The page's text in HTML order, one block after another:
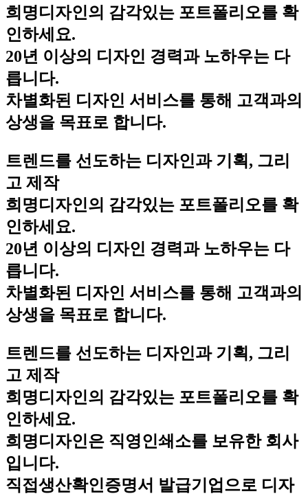
희명디자인의 감각있는 포트폴리오를 확
인하세요.
20년 이상의 디자인 경력과 노하우는 다
릅니다.
차별화된 디자인 서비스를 통해 고객과의
상생을 목표로 합니다.
트렌드를 선도하는 디자인과 기획, 그리
고 제작
희명디자인의 감각있는 포트폴리오를 확
인하세요.
20년 이상의 디자인 경력과 노하우는 다
릅니다.
차별화된 디자인 서비스를 통해 고객과의
상생을 목표로 합니다.
트렌드를 선도하는 디자인과 기획, 그리
고 제작
희명디자인의 감각있는 포트폴리오를 확
인하세요.
희명디자인은 직영인쇄소를 보유한 회사
입니다.
직접생산확인증명서 발급기업으로 디자